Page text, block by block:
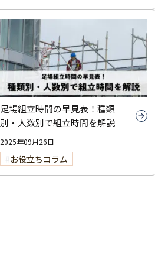
足場組立時間の早見表！種類
別・人数別で組立時間を解説
2025年09月26日
お役立ちコラム